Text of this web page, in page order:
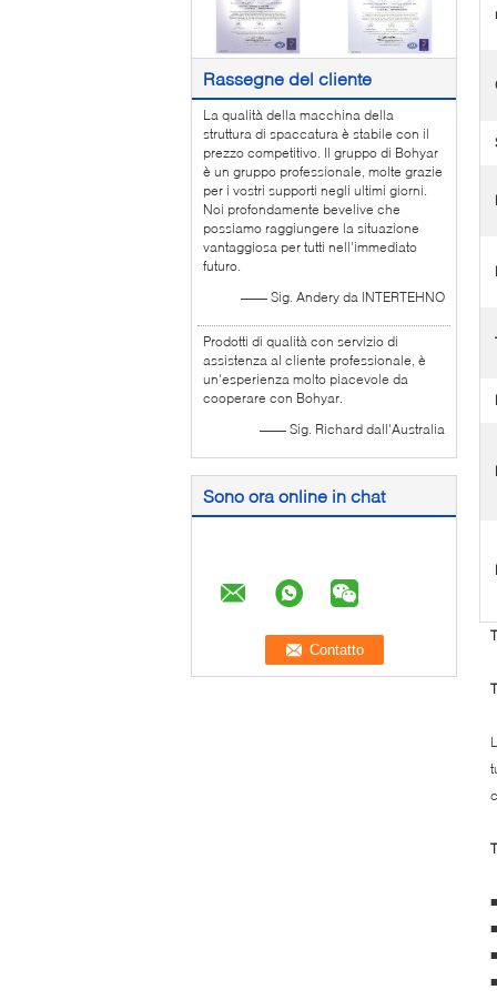
Rassegne del cliente
La qualità della macchina della
struttura di spaccatura è stabile con il
prezzo competitivo. Il gruppo di Bohyar
è un gruppo professionale, molte grazie
per i vostri supporti negli ultimi giorni.
Noi profondamente bevelive che
possiamo raggiungere la situazione
vantaggiosa per tutti nell'immediato
futuro.
—— Sig. Andery da INTERTEHNO
Prodotti di qualità con servizio di
assistenza al cliente professionale, è
un'esperienza molto piacevole da
cooperare con Bohyar.
—— Sig. Richard dall'Australia
Sono ora online in chat